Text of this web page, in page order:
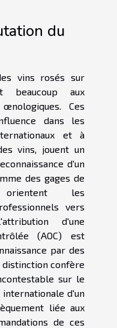
du
vins rosés sur
beaucoup aux
Ces
dans les
et à
vins, jouent un
d'un
des gages de
orientent les
vers
d'une
(AOC) est
par des
confère
sur le
internationale d'un
liée aux
de ces